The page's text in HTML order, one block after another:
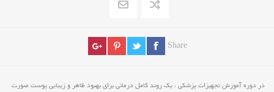
Share
در دوره آموزش تجهیزات پزشکی ، یک روند کامل درمانی برای بهبود ظاهر و زیبایی پوست صورت